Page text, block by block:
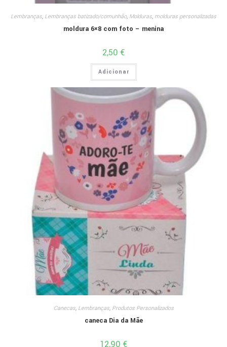
Lembranças, Lembranças batizado/comunhão, Molduras, molduras personalizadas
moldura 6×8 com foto – menina
2,50 €
Adicionar
Canecas, Lembranças, Produtos Personalizados
caneca Dia da Mãe
12,90 €